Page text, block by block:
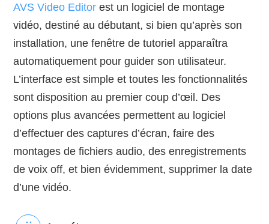
AVS Video Editor est un logiciel de montage
vidéo, destiné au débutant, si bien qu’après son
installation, une fenêtre de tutoriel apparaîtra
automatiquement pour guider son utilisateur.
L’interface est simple et toutes les fonctionnalités
sont disposition au premier coup d’œil. Des
options plus avancées permettent au logiciel
d’effectuer des captures d’écran, faire des
montages de fichiers audio, des enregistrements
de voix off, et bien évidemment, supprimer la date
d’une vidéo.